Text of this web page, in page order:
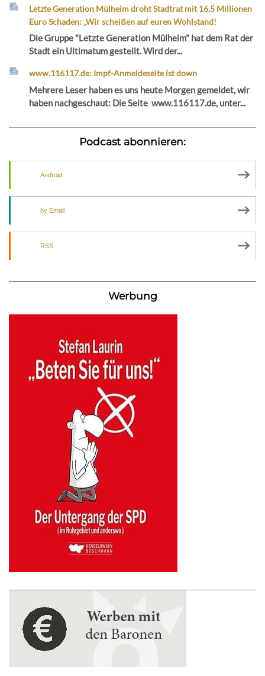
Letzte Generation Mülheim droht Stadtrat mit 16,5 Millionen
Euro Schaden: „Wir scheißen auf euren Wohlstand!
Die Gruppe "Letzte Generation Mülheim" hat dem Rat der
Stadt ein Ultimatum gestellt. Wird der...
www.116117.de: Impf-Anmeldeseite ist down
Mehrere Leser haben es uns heute Morgen gemeldet, wir
haben nachgeschaut: Die Seite www.116117.de, unter...
Podcast abonnieren:
Android
by Email
RSS
Werbung